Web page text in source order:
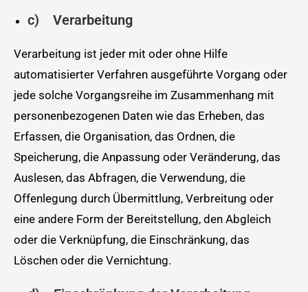
c) Verarbeitung
Verarbeitung ist jeder mit oder ohne Hilfe
automatisierter Verfahren ausgeführte Vorgang oder
jede solche Vorgangsreihe im Zusammenhang mit
personenbezogenen Daten wie das Erheben, das
Erfassen, die Organisation, das Ordnen, die
Speicherung, die Anpassung oder Veränderung, das
Auslesen, das Abfragen, die Verwendung, die
Offenlegung durch Übermittlung, Verbreitung oder
eine andere Form der Bereitstellung, den Abgleich
oder die Verknüpfung, die Einschränkung, das
Löschen oder die Vernichtung.